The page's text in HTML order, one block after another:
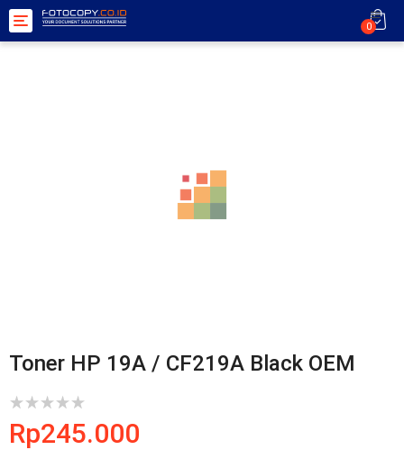
Toggle
navigation
0
Toner HP 19A / CF219A Black OEM
Rp245.000